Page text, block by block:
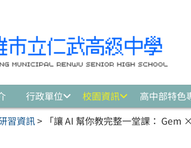
行政單位 校園資訊 高中部特色
習資訊> 「讓 AI 幫你教完整一堂課：